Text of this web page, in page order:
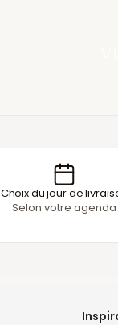
Choix du jour de
Selon votre agenda